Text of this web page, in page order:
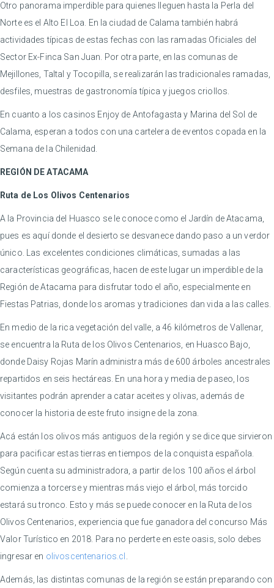
Otro panorama imperdible para quienes lleguen hasta la Perla del
Norte es el Alto El Loa. En la ciudad de Calama también habrá
actividades típicas de estas fechas con las ramadas Oficiales del
Sector Ex-Finca San Juan. Por otra parte, en las comunas de
Mejillones, Taltal y Tocopilla, se realizarán las tradicionales ramadas,
desfiles, muestras de gastronomía típica y juegos criollos.
En cuanto a los casinos Enjoy de Antofagasta y Marina del Sol de
Calama, esperan a todos con una cartelera de eventos copada en la
Semana de la Chilenidad.
REGIÓN DE ATACAMA
Ruta de Los Olivos Centenarios
A la Provincia del Huasco se le conoce como el Jardín de Atacama,
pues es aquí donde el desierto se desvanece dando paso a un verdor
único. Las excelentes condiciones climáticas, sumadas a las
características geográficas, hacen de este lugar un imperdible de la
Región de Atacama para disfrutar todo el año, especialmente en
Fiestas Patrias, donde los aromas y tradiciones dan vida a las calles.
En medio de la rica vegetación del valle, a 46 kilómetros de Vallenar,
se encuentra la Ruta de los Olivos Centenarios, en Huasco Bajo,
donde Daisy Rojas Marín administra más de 600 árboles ancestrales
repartidos en seis hectáreas. En una hora y media de paseo, los
visitantes podrán aprender a catar aceites y olivas, además de
conocer la historia de este fruto insigne de la zona.
Acá están los olivos más antiguos de la región y se dice que sirvieron
para pacificar estas tierras en tiempos de la conquista española.
Según cuenta su administradora, a partir de los 100 años el árbol
comienza a torcerse y mientras más viejo el árbol, más torcido
estará su tronco. Esto y más se puede conocer en la Ruta de los
Olivos Centenarios, experiencia que fue ganadora del concurso Más
Valor Turístico en 2018. Para no perderte en este oasis, solo debes
ingresar en olivoscentenarios.cl
Además, las distintas comunas de la región se están preparando con